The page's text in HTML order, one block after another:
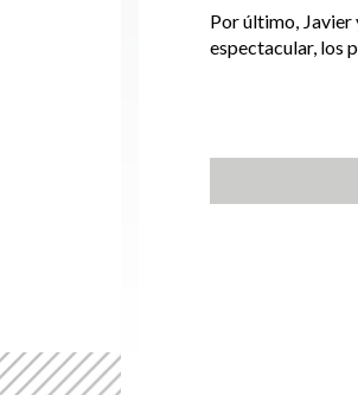
Por último, Javier
espectacular, los